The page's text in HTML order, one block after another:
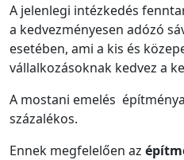
A jelenlegi intézkedés
a kedvezményesen adózó
esetében, ami a kis és
vállalkozásoknak kedvez a
A mostani emelés
százalékos.
Ennek megfelelően az